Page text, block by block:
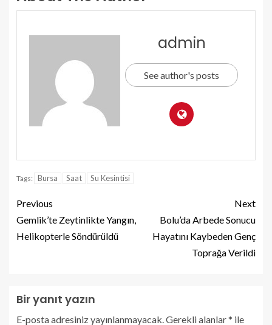
admin
See author's posts
Tags: Bursa Saat Su Kesintisi
Previous
Gemlik’te Zeytinlikte Yangın,
Helikopterle Söndürüldü
Next
Bolu’da Arbede Sonucu
Hayatını Kaybeden Genç
Toprağa Verildi
Bir yanıt yazın
E-posta adresiniz yayınlanmayacak. Gerekli alanlar* ile